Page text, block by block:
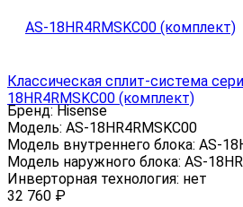
Классическая сплит-система
18HR4RMSKC00 (комплект)
Бренд:Hisense
Модель: AS-18HR4RMSKC00
Модель внутреннего блока: AS-
Модель наружного блока: AS-
Инверторная технология: нет
32 760 ₽